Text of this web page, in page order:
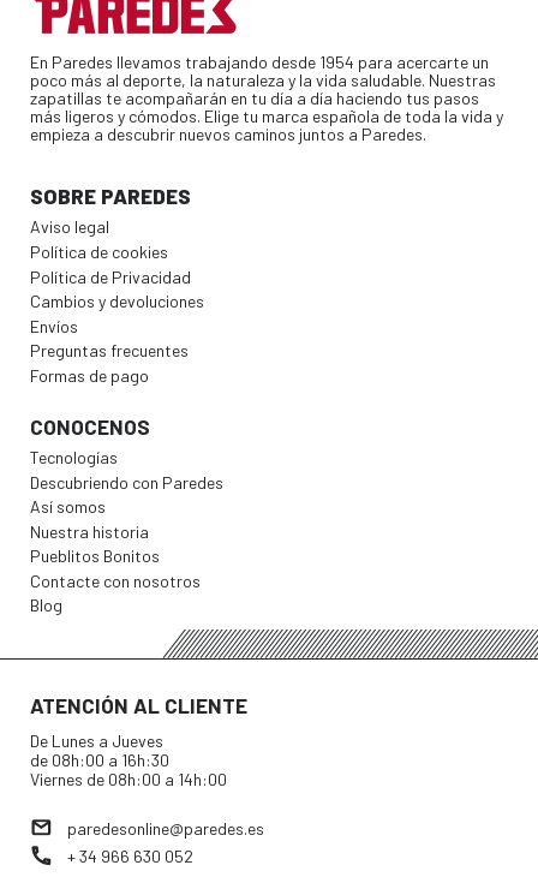
En Paredes llevamos trabajando desde 1954 para acercarte un
poco más al deporte, la naturaleza y la vida saludable. Nuestras
zapatillas te acompañarán en tu día a día haciendo tus pasos
más ligeros y cómodos. Elige tu marca española de toda la vida y
empieza a descubrir nuevos caminos juntos a Paredes.
SOBRE PAREDES
Aviso legal
Política de cookies
Política de Privacidad
Cambios y devoluciones
Envíos
Preguntas frecuentes
Formas de pago
CONOCENOS
Tecnologías
Descubriendo con Paredes
Así somos
Nuestra historia
Pueblitos Bonitos
Contacte con nosotros
Blog
ATENCIÓN AL CLIENTE
De Lunes a Jueves
de 08h:00 a 16h:30
Viernes de 08h:00 a 14h:00
paredesonline@paredes.es
+ 34 966 630 052